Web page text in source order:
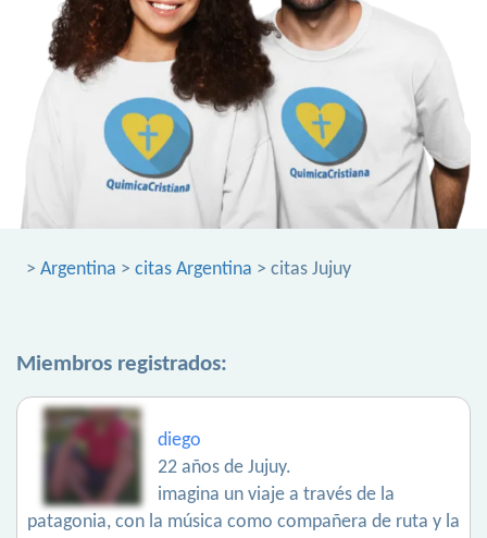
> Argentina > citas Argentina > citas Jujuy
Miembros registrados:
diego
22 años de Jujuy.
imagina un viaje a través de la
patagonia, con la música como compañera de ruta y la